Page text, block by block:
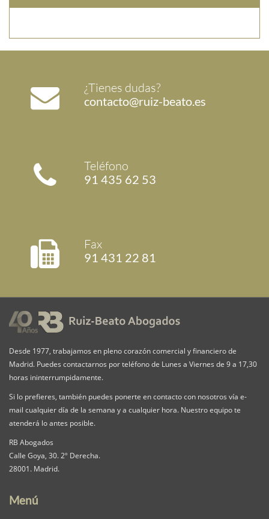
¿Tienes dudas?
contacto@ruiz-beato.es
Teléfono
91 435 62 53
Fax
91 431 22 81
Desde 1977, trabajamos en pleno corazón comercial y financiero de
Madrid. Puedes contactarnos por teléfono de Lunes a Viernes de 9 a 17,30
horas ininterrumpidamente.
Si lo prefieres, también puedes ponerte en contacto con nosotros vía e-
mail cualquier día de la semana y a cualquier hora. Nuestro equipo te
atenderá lo antes posible.
RB Abogados
Calle Goya, 30. 2º Derecha.
28001. Madrid.
Menú